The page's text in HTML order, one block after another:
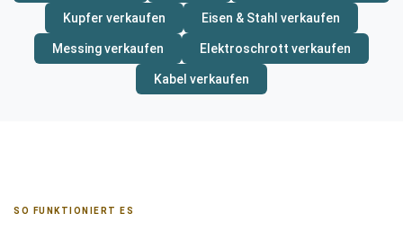
Kupfer verkaufen Eisen & Stahl verkaufen
Messing verkaufen Elektroschrott verkaufen
Kabel verkaufen
SO FUNKTIONIERT ES